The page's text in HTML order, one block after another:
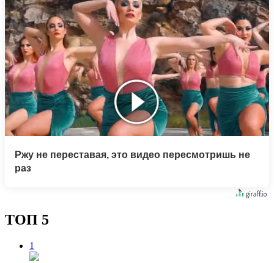
Ржу не переставая, это видео пересмотришь не
раз
ТОП 5
1